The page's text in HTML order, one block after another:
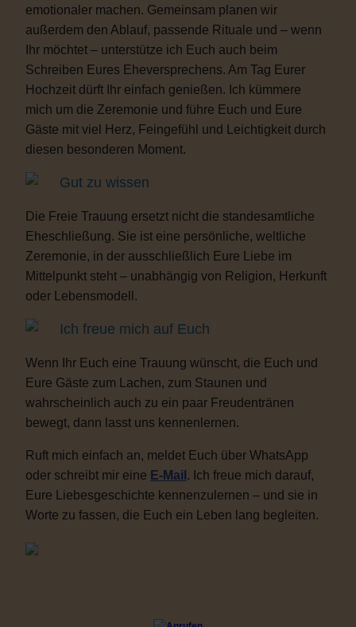
emotionaler machen. Gemeinsam planen wir
außerdem den Ablauf, passende Rituale und – wenn
Ihr möchtet – unterstütze ich Euch auch beim
Schreiben Eures Eheversprechens. Am Tag Eurer
Hochzeit dürft Ihr einfach genießen. Ich kümmere
mich um die Zeremonie und führe Euch und Eure
Gäste mit viel Herz, Feingefühl und Leichtigkeit durch
diesen besonderen Moment.
Gut zu wissen
Die Freie Trauung ersetzt nicht die standesamtliche
Eheschließung. Sie ist eine persönliche, weltliche
Zeremonie, in der ausschließlich Eure Liebe im
Mittelpunkt steht – unabhängig von Religion, Herkunft
oder Lebensmodell.
Ich freue mich auf Euch
Wenn Ihr Euch eine Trauung wünscht, die Euch und
Eure Gäste zum Lachen, zum Staunen und
wahrscheinlich auch zu ein paar Freudentränen
bewegt, dann lasst uns kennenlernen.
Ruft mich einfach an, meldet Euch über WhatsApp
oder schreibt mir eine E-Mail . Ich freue mich darauf,
Eure Liebesgeschichte kennenzulernen – und sie in
Worte zu fassen, die Euch ein Leben lang begleiten.